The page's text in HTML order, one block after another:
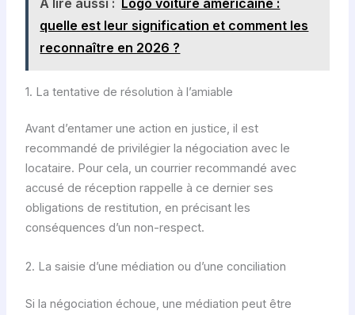
A lire aussi : Logo voiture américaine :
quelle est leur signification et comment les
reconnaître en 2026 ?
1. La tentative de résolution à l’amiable
Avant d’entamer une action en justice, il est
recommandé de privilégier la négociation avec le
locataire. Pour cela, un courrier recommandé avec
accusé de réception rappelle à ce dernier ses
obligations de restitution, en précisant les
conséquences d’un non-respect.
2. La saisie d’une médiation ou d’une conciliation
Si la négociation échoue, une médiation peut être